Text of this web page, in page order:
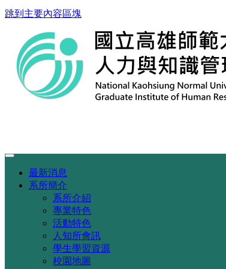
跳到主要內容區塊
最新消息
系所簡介
系所介紹
專業特色
活動特色
人知所會訊
學生學習資源
校園地圖